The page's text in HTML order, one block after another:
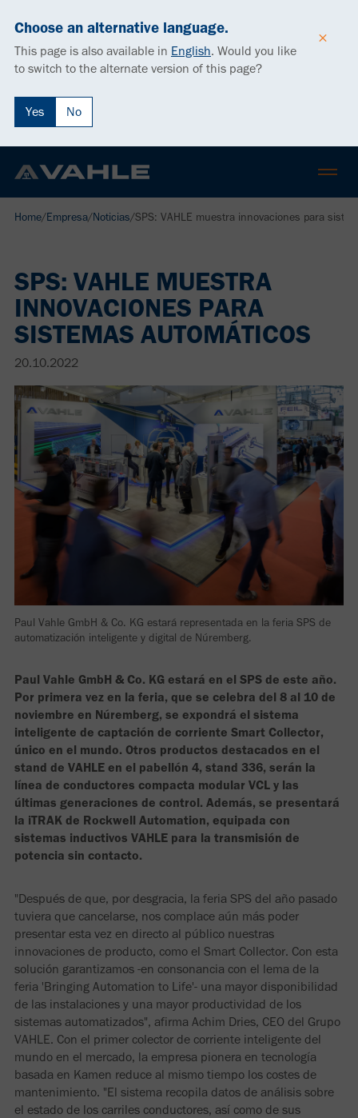
Choose an alternative language.
This page is also available in English. Would you like
to switch to the alternate version of this page?
Yes No
Home/Empresa/Noticias/SPS: VAHLE muestra innovaciones para
SPS: VAHLE MUESTRA
INNOVACIONES PARA
SISTEMAS AUTOMÁTICOS
20.10.2022
Paul Vahle GmbH & Co. KG estará representada en la feria SPS de
automatización inteligente y digital de Núremberg.
Paul Vahle GmbH & Co. KG estará en el SPS de este año.
Por primera vez en la feria, que se celebra del 8 al 10 de
noviembre en Núremberg, se expondrá el sistema
inteligente de captación de corriente Smart Collector,
único en el mundo. Otros productos destacados en el
stand de VAHLE en el pabellón 4, stand 336, serán la
línea de conductores compacta modular VCL y las
últimas generaciones de control. Además, se presentará
la iTRAK de Rockwell Automation, equipada con
sistemas inductivos VAHLE para la transmisión de
potencia sin contacto.
"Después de que, por desgracia, la feria SPS del año pasado
tuviera que cancelarse, nos complace aún más poder
presentar esta vez en directo al público nuestras
innovaciones de producto, como el Smart Collector. Con esta
solución garantizamos -en consonancia con el lema de la
feria 'Bringing Automation to Life'- una mayor disponibilidad
de las instalaciones y una mayor productividad de los
sistemas automatizados", afirma Achim Dries, CEO del Grupo
VAHLE. Con el primer colector de corriente inteligente del
mundo en el mercado, la empresa pionera en tecnología
basada en Kamen reduce al mismo tiempo los costes de
mantenimiento. "El sistema recopila datos de análisis sobre
el estado de los carriles conductores, así como de sus